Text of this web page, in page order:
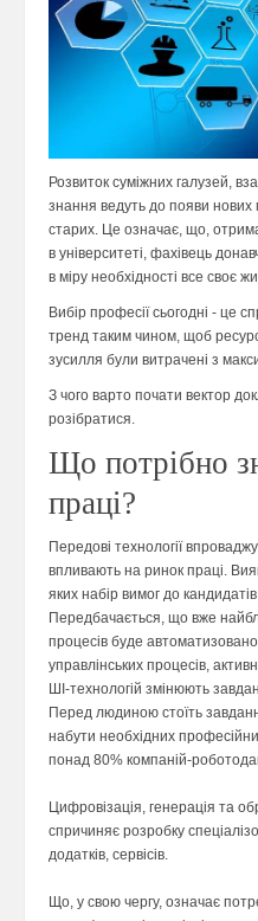
Розвиток суміжних галузей,
знання ведуть до появи
старих. Це означає, що,
в університеті, фахівець
в міру необхідності все своє
Вибір професії сьогодні - це
тренд таким чином, щоб
зусилля були витрачені з
З чого варто почати вектор
розібратися.
Що потрібно
праці?
Передові технології
впливають на ринок праці.
яких набір вимог до
Передбачається, що вже
процесів буде
управлінських процесів,
ШІ-технологій змінюють
Перед людиною стоїть
набути необхідних
понад 80% компаній-
Цифровізація, генерація та
спричиняє розробку
додатків, сервісів.
Що, у свою чергу, означає